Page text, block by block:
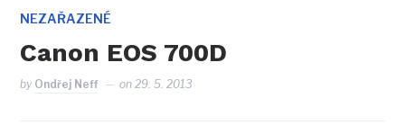
NAVIGATION
NEZAŘAZENÉ
Canon EOS 700D
by Ondřej Neff on29. 5. 2013